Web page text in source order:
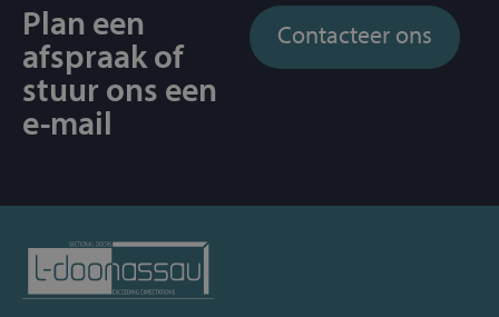
Plan een
afspraak of
stuur ons een
e-mail
Contacteer ons